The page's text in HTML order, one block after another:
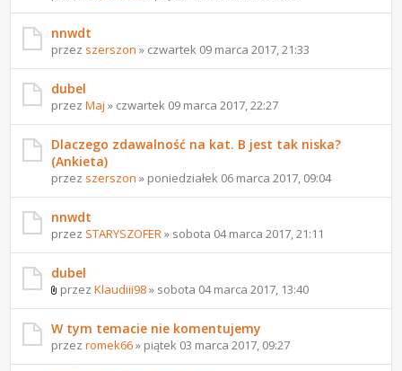
nnwdt
przez szerszon » czwartek 09 marca 2017, 21:33
dubel
przezMaj » czwartek 09 marca 2017, 22:27
Dlaczego zdawalność na kat. B jest tak niska?
(Ankieta)
przez szerszon » poniedziałek 06 marca 2017, 09:04
nnwdt
przez STARYSZOFER » sobota 04 marca 2017, 21:11
dubel
przezKlaudiii98» sobota 04 marca 2017, 13:40
W tym temacie nie komentujemy
przezromek66» piątek 03 marca 2017, 09:27